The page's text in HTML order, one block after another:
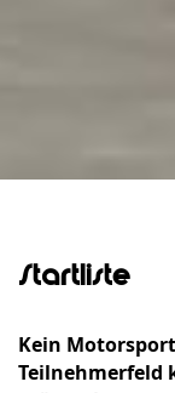
Startliste
Kein
Teilnehmerfeld